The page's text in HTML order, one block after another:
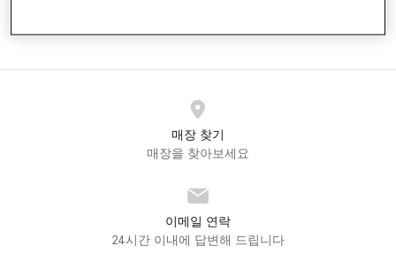
매장 찾기
매장을 찾아보세요
이메일 연락
24시간 이내에 답변해 드립니다